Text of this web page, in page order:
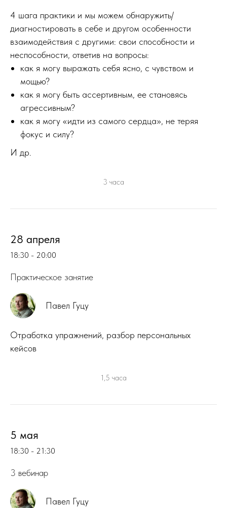
4 шага практики и мы можем обнаружить/
диагностировать в себе и другом особенности
взаимодействия с другими: свои способности и
неспособности, ответив на вопросы:
как я могу выражать себя ясно, с чувством и
мощью?
как я могу быть ассертивным, ее становясь
агрессивным?
как я могу «идти из самого сердца», не теряя
фокус и силу?
И др.
3 часа
28 апреля
18:30 - 20:00
Практическое занятие
Павел Гуцу
Отработка упражнений, разбор персональных
кейсов
1,5 часа
5 мая
18:30 - 21:30
3 вебинар
Павел Гуцу